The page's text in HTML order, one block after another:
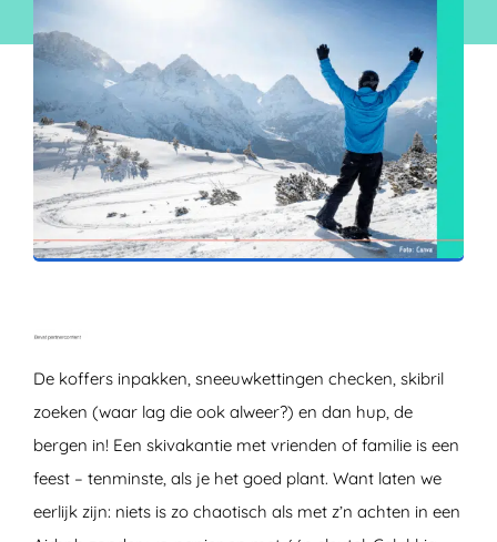
ZOEKEN
De koffers inpakken, sneeuwkettingen checken, skibril
zoeken (waar lag die ook alweer?) en dan hup, de
bergen in! Een skivakantie met vrienden of familie is een
feest – tenminste, als je het goed plant. Want laten we
eerlijk zijn: niets is zo chaotisch als met z’n achten in een